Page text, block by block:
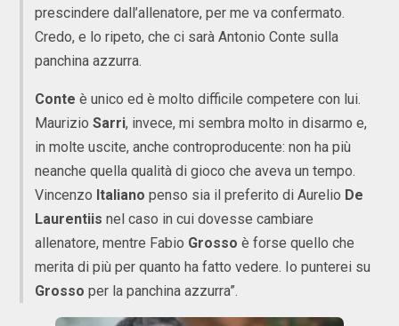
prescindere dall’allenatore, per me va confermato.
Credo, e lo ripeto, che ci sarà Antonio Conte sulla
panchina azzurra.
Conte è unico ed è molto difficile competere con lui.
Maurizio Sarri, invece, mi sembra molto in disarmo e,
in molte uscite, anche controproducente: non ha più
neanche quella qualità di gioco che aveva un tempo.
Vincenzo Italiano penso sia il preferito di Aurelio De
Laurentiis nel caso in cui dovesse cambiare
allenatore, mentre Fabio Grosso è forse quello che
merita di più per quanto ha fatto vedere. Io punterei su
Grosso per la panchina azzurra”.